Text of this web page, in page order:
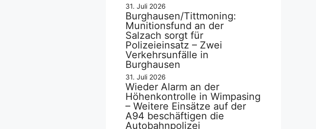
31. Juli 2026
Burghausen/Tittmoning:
Munitionsfund an der
Salzach sorgt für
Polizeieinsatz – Zwei
Verkehrsunfälle in
Burghausen
31. Juli 2026
Wieder Alarm an der
Höhenkontrolle in Wimpasing
– Weitere Einsätze auf der
A94 beschäftigen die
Autobahnpolizei